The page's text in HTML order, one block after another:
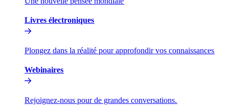
Livres électroniques​​
Plongez dans la réalité pour approfondir vos connaissances​​
Webinaires​​
Rejoignez-nous pour de grandes conversations.​​